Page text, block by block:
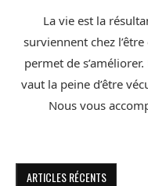
La vie est la
surviennent chez
permet de
vaut la peine d’être
Nous vous
ARTICLES RÉCENTS